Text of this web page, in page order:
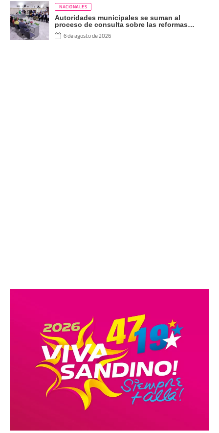
NACIONALES
Autoridades municipales se suman al
proceso de consulta sobre las reformas
constitucionales
6 de agosto de 2026